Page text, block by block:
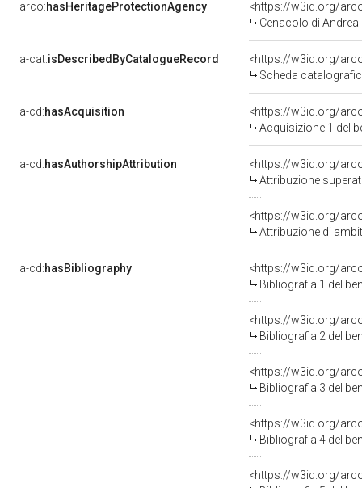
arco:hasHeritageProtectionAgency
<https://w3id.org/
Cenacolo di Andrea
a-cat:isDescribedByCatalogueRecord
<https://w3id.org/
Scheda
a-cd:hasAcquisition
<https://w3id.org/
Acquisizione 1 del
a-cd:hasAuthorshipAttribution
<https://w3id.org/
Attribuzione
<https://w3id.org/
Attribuzione di
a-cd:hasBibliography
<https://w3id.org/
Bibliografia 1 del
<https://w3id.org/
Bibliografia 2 del
<https://w3id.org/
Bibliografia 3 del
<https://w3id.org/
Bibliografia 4 del
<https://w3id.org/